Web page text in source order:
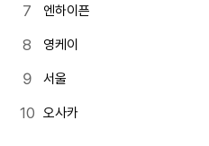
엔하이픈
영케이
서울
오사카